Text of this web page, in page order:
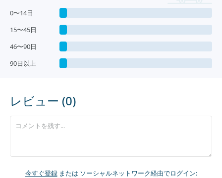
0〜14日
15〜45日
46〜90日
90日以上
レビュー (0)
今すぐ登録または ソーシャルネットワーク経由でログイン: